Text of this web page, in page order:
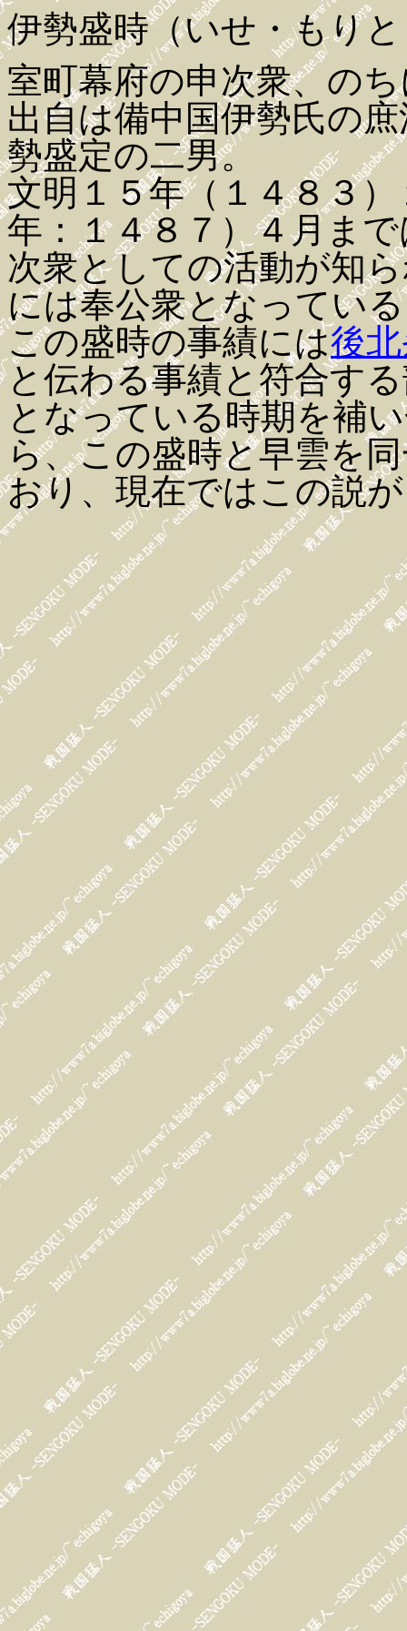
伊勢盛時（いせ・もり
室町幕府の申次衆、の
出自は備中国伊勢氏の
勢盛定の二男。
文明１５年（１４８３
年：１４８７）４月ま
次衆としての活動が知
には奉公衆となってい
この盛時の事績には後
と伝わる事績と符合す
となっている時期を補
ら、この盛時と早雲を
おり、現在ではこの説